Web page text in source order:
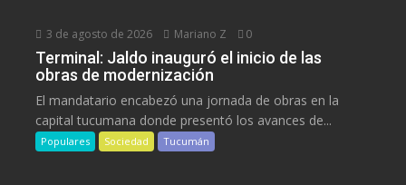
3 de agosto de 2026 Mariano Z 0
Terminal: Jaldo inauguró el inicio de las
obras de modernización
El mandatario encabezó una jornada de obras en la
capital tucumana donde presentó los avances de...
Populares Sociedad Tucumán